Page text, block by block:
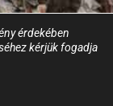
érdekében
kérjük fogadja
Cookie Banner